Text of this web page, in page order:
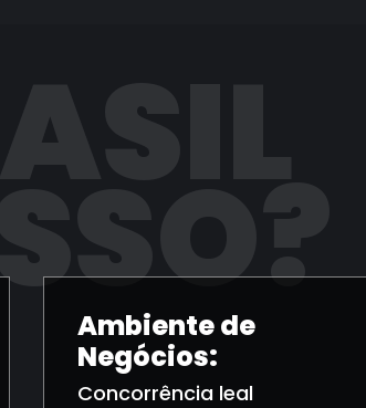
Ambiente de
Negócios:
Concorrência leal